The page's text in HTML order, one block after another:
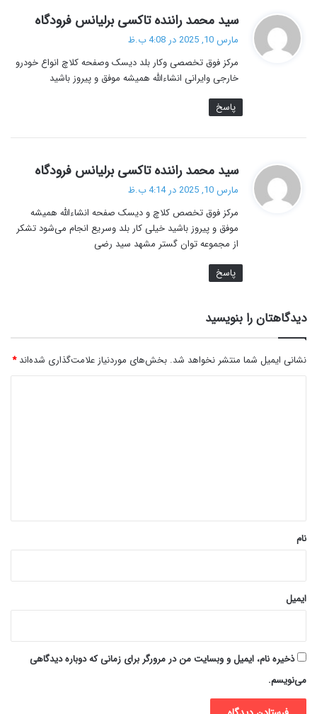
سید محمد راننده تاکسی برلیانس فرودگاه
:
مارس 10, 2025 در 4:08 ب.ظ
مرکز فوق تخصصی وکار بلد دیسک وصفحه کلاچ انواع خودرو
خارجی وایرانی انشاءالله همیشه موفق و پیروز باشید
پاسخ
سید محمد راننده تاکسی برلیانس فرودگاه
:
مارس 10, 2025 در 4:14 ب.ظ
مرکز فوق تخصص کلاچ و دیسک صفحه انشاءالله همیشه
موفق و پیروز باشید خیلی کار بلد وسریع انجام می‌شود تشکر
از مجموعه توان گستر مشهد سید رضی
پاسخ
دیدگاهتان را بنویسید
نشانی ایمیل شما منتشر نخواهد شد. بخش‌های موردنیاز علامت‌گذاری شده‌اند*
نام
ایمیل
ذخیره نام، ایمیل و وبسایت من در مرورگر برای زمانی که دوباره دیدگاهی
می‌نویسم.